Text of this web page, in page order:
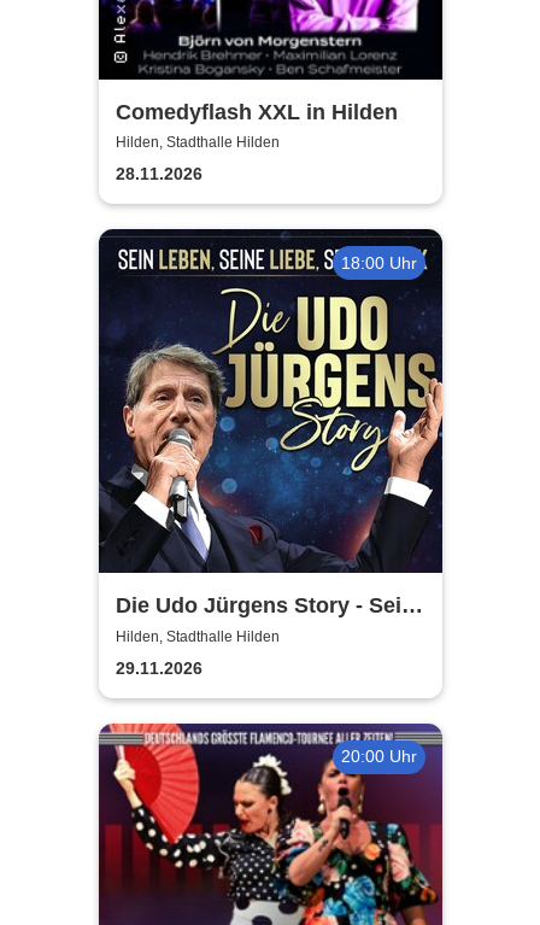
Comedyflash XXL in Hilden
Hilden, Stadthalle Hilden
28.11.2026
18:00 Uhr
Die Udo Jürgens Story - Sein
Leben, seine Liebe, seine
Musik! Konzerte 2026
Hilden, Stadthalle Hilden
29.11.2026
20:00 Uhr